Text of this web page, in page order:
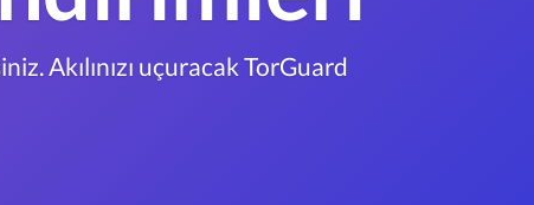
Akılınızı uçuracak TorGuard